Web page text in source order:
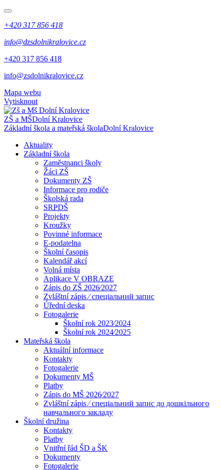
+420 317 856 418
info@dzsdolnikralovice.cz
+420 317 856 418
info@zsdolnikralovice.cz
Mapa webu
Vytisknout
ZŠ a MŠDolní Kralovice
Základní škola a mateřská školaDolní Kralovice
Aktuality
Základní škola
Zaměstnanci školy
Žáci ZŠ
Dokumenty ZŠ
Informace pro rodiče
Školská rada
SRPDŠ
Projekty
Kroužky
Povinné informace
E-podatelna
Školní časopis
Kalendář akcí
Volná místa
Aplikace V OBRAZE
Zápis do ZŠ 2026⁄2027
Zvláštní zápis ⁄ спеціальний запис
Úřední deska
Fotogalerie
Školní rok 2023⁄2024
Školní rok 2024⁄2025
Mateřská škola
Aktuální informace
Kontakty
Fotogalerie
Dokumenty MŠ
Platby
Zápis do MŠ 2026⁄2027
Zvláštní zápis ⁄ спеціальний запис до дошкільного
навчального закладу
Školní družina
Kontakty
Platby
Vnitřní řád ŠD a ŠK
Dokumenty
Fotogalerie